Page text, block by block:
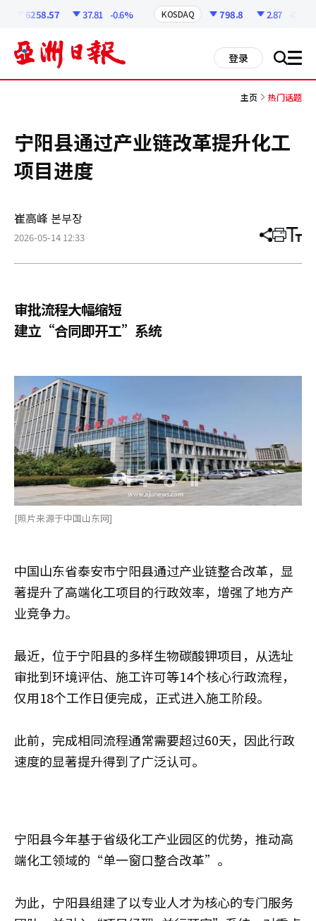
6258.57 37.81 -0.6% KOSDAQ 798.8 2.87 -0.36%
登录 搜 all
主页 热门话题
宁阳县通过产业链改革提升化工
项目进度
崔高峰 본부장
2026-05-14 12:33 分
章
打 调
小
审批流程大幅缩短
建立“合同即开工”系统
[照片来源于中国山东网]
中国山东省泰安市宁阳县通过产业链整合改革，显
著提升了高端化工项目的行政效率，增强了地方产
业竞争力。
最近，位于宁阳县的多样生物碳酸钾项目，从选址
审批到环境评估、施工许可等14个核心行政流程，
仅用18个工作日便完成，正式进入施工阶段。
此前，完成相同流程通常需要超过60天，因此行政
速度的显著提升得到了广泛认可。
宁阳县今年基于省级化工产业园区的优势，推动高
端化工领域的“单一窗口整合改革”。
为此，宁阳县组建了以专业人才为核心的专门服务